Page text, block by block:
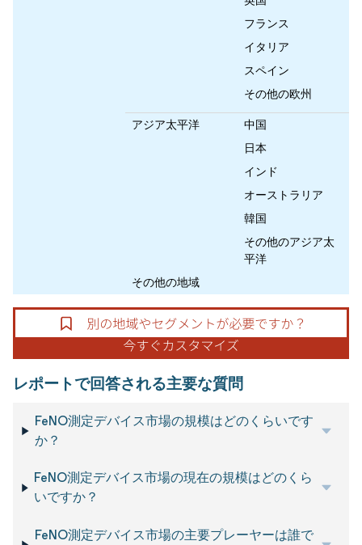
フランス
イタリア
スペイン
その他の欧州
アジア太平洋
中国
日本
インド
オーストラリア
韓国
その他のアジア太
平洋
その他の地域
レポートで回答される主要な質問
FeNO測定デバイス市場の規模はどのくらいです
か？
FeNO測定デバイス市場の現在の規模はどのくら
いですか？
FeNO測定デバイス市場の主要プレーヤーは誰で